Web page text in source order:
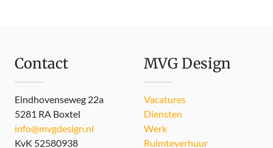
Contact
Eindhovenseweg 22a
5281 RA Boxtel
info@mvgdesign.nl
KvK 52580938
MVG Design
Vacatures
Diensten
Werk
Ruimteverhuur